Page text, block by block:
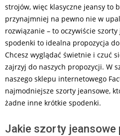
strojów, więc klasyczne jeansy to
przynajmniej na pewno nie w
rozwiązanie – to oczywiście
spodenki to idealna propozycja
Chcesz wyglądać świetnie i czuć
zajrzyj do naszych propozycji. W
naszego sklepu internetowego
najmodniejsze szorty jeansowe,
żadne inne krótkie spodenki.
Jakie szorty jeansowe